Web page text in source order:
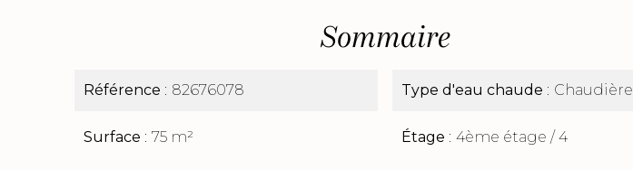
Sommaire
Référence 82676078
Surface 75 m²
Type d'eau chaude Chaudière
Étage 4ème étage / 4